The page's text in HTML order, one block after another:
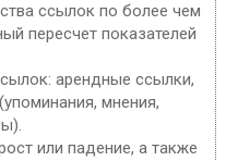
ссылок по более чем
пересчет показателей
арендные ссылки,
мнения,
или падение, а также